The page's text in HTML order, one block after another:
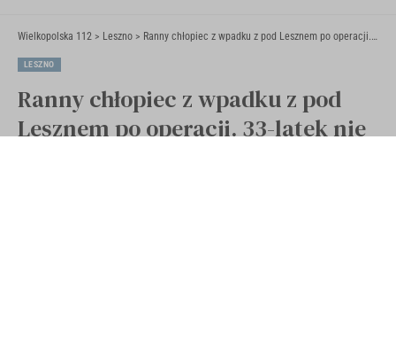
Wielkopolska 112 > Leszno > Ranny chłopiec z wpadku z pod Lesznem po operacji. 33-latek nie przyznaje się do winy
LESZNO
Ranny chłopiec z wpadku z pod
Lesznem po operacji. 33-latek nie